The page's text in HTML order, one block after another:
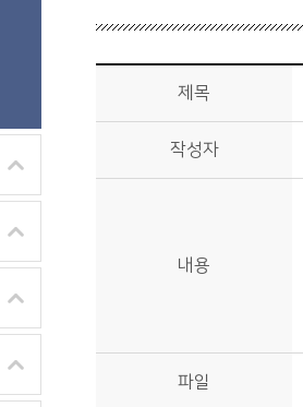
시정소식>알림마당>공고/고시 상세보기 - 제목, 작성자, 내용, 파일, 게시일 제공
제목
작성자
내용
파일